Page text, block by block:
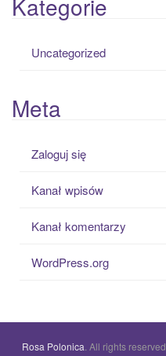
Uncategorized
Meta
Zaloguj się
Kanał wpisów
Kanał komentarzy
WordPress.org
Rosa Polonica . All rights reserved.